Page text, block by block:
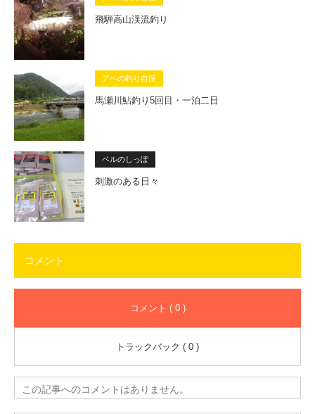
飛騨高山渓流釣り
アベの釣り自慢
馬瀬川鮎釣り5回目・一泊二日
ベルのしっぽ
刺激のある日々
コメント
コメント ( 0 )
トラックバック ( 0 )
この記事へのコメントはありません。